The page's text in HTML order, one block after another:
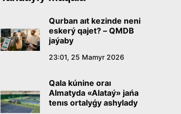
Qurban aıt kezinde neni
eskerý qajet? – QMDB
jaýaby
23:01, 25 Mamyr 2026
Qala kúnine oraı
Almatyda «Alataý» jańa
tenıs ortalyǵy ashylady